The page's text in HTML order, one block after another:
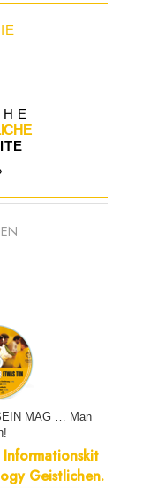
MAG … Man
Informationskit
Geistlichen.